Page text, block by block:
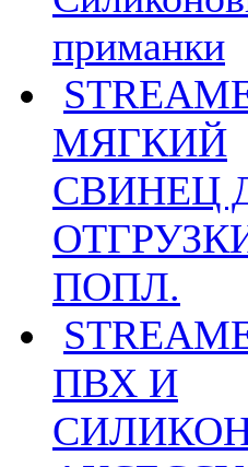
приманки
МЯГКИЙ
СВИНЕЦ
ПОПЛ.
ПВХ И